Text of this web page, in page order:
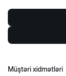
Müştəri xidmətləri